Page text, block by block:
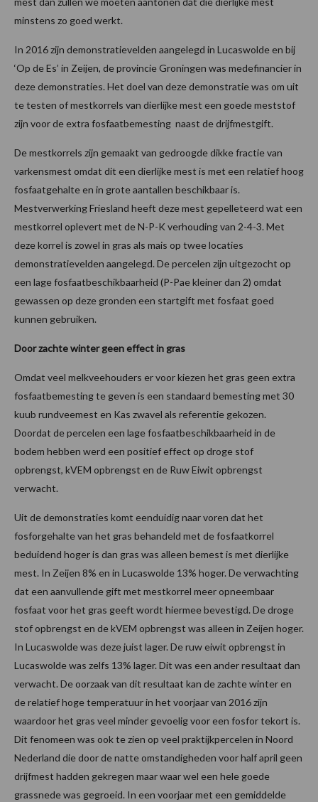
minstens zo goed werkt.
In 2016 zijn demonstratievelden aangelegd in Lucaswolde en bij
‘Op de Es’ in Zeijen, de provincie Groningen was medefinancier in
deze demonstraties. Het doel van deze demonstratie was om uit
te testen of mestkorrels van dierlijke mest een goede meststof
zijn voor de extra fosfaatbemesting naast de drijfmestgift.
De mestkorrels zijn gemaakt van gedroogde dikke fractie van
varkensmest omdat dit een dierlijke mest is met een relatief hoog
fosfaatgehalte en in grote aantallen beschikbaar is.
Mestverwerking Friesland heeft deze mest gepelleteerd wat een
mestkorrel oplevert met de N-P-K verhouding van 2-4-3. Met
deze korrel is zowel in gras als mais op twee locaties
demonstratievelden aangelegd. De percelen zijn uitgezocht op
een lage fosfaatbeschikbaarheid (P-Pae kleiner dan 2) omdat
gewassen op deze gronden een startgift met fosfaat goed
kunnen gebruiken.
Door zachte winter geen effect in gras
Omdat veel melkveehouders er voor kiezen het gras geen extra
fosfaatbemesting te geven is een standaard bemesting met 30
kuub rundveemest en Kas zwavel als referentie gekozen.
Doordat de percelen een lage fosfaatbeschikbaarheid in de
bodem hebben werd een positief effect op droge stof
opbrengst, kVEM opbrengst en de Ruw Eiwit opbrengst
verwacht.
Uit de demonstraties komt eenduidig naar voren dat het
fosforgehalte van het gras behandeld met de fosfaatkorrel
beduidend hoger is dan gras was alleen bemest is met dierlijke
mest. In Zeijen 8% en in Lucaswolde 13% hoger. De verwachting
dat een aanvullende gift met mestkorrel meer opneembaar
fosfaat voor het gras geeft wordt hiermee bevestigd. De droge
stof opbrengst en de kVEM opbrengst was alleen in Zeijen hoger.
In Lucaswolde was deze juist lager. De ruw eiwit opbrengst in
Lucaswolde was zelfs 13% lager. Dit was een ander resultaat dan
verwacht. De oorzaak van dit resultaat kan de zachte winter en
de relatief hoge temperatuur in het voorjaar van 2016 zijn
waardoor het gras veel minder gevoelig voor een fosfor tekort is.
Dit fenomeen was ook te zien op veel praktijkpercelen in Noord
Nederland die door de natte omstandigheden voor half april geen
drijfmest hadden gekregen maar waar wel een hele goede
grassnede was gegroeid. In een voorjaar met een gemiddelde